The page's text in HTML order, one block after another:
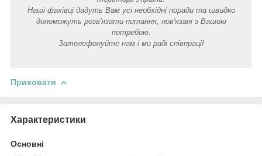
Наші фахівці дадуть Вам усі необхідні поради та швидко
допоможуть розв'язати питання, пов'язані з Вашою
потребою.
Зателефонуйте нам і ми раді співпраці!
Приховати
Характеристики
Основні